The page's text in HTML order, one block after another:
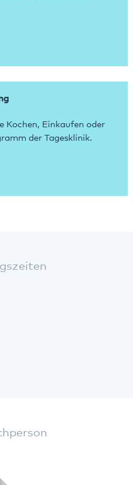
Einkaufen oder
der Tagesklinik.